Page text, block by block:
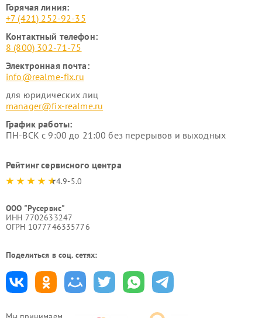
Горячая линия:
+7 (421) 252-92-35
Контактный телефон:
8 (800) 302-71-75
Электронная почта:
info@realme-fix.ru
для юридических лиц
manager@fix-realme.ru
График работы:
ПН-ВСК с 9:00 до 21:00 без перерывов и выходных
Рейтинг сервисного центра
4.9-5.0
ООО "Русервис"
ИНН 7702633247
ОГРН 1077746335776
Поделиться в соц. сетях: